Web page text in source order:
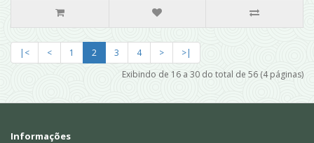
|< < 1 2 3 4 >
>|
Exibindo de 16 a 30 do total de 56 (4 páginas)
Informações